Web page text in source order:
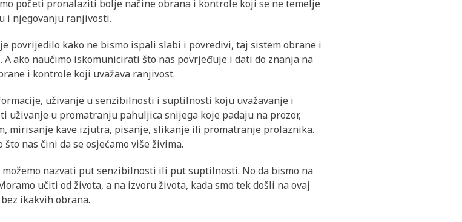
početi pronalaziti bolje načine obrana i kontrole koji se ne temelje
i njegovanju ranjivosti.
povrijedilo kako ne bismo ispali slabi i povredivi, taj sistem obrane i
ako naučimo iskomunicirati što nas povrjeđuje i dati do znanja na
i kontrole koji uvažava ranjivost.
uživanje u senzibilnosti i suptilnosti koju uvažavanje i
uživanje u promatranju pahuljica snijega koje padaju na prozor,
mirisanje kave izjutra, pisanje, slikanje ili promatranje prolaznika.
nas čini da se osjećamo više živima.
nazvati put senzibilnosti ili put suptilnosti. No da bismo na
učiti od života, a na izvoru života, kada smo tek došli na ovaj
ikakvih obrana.